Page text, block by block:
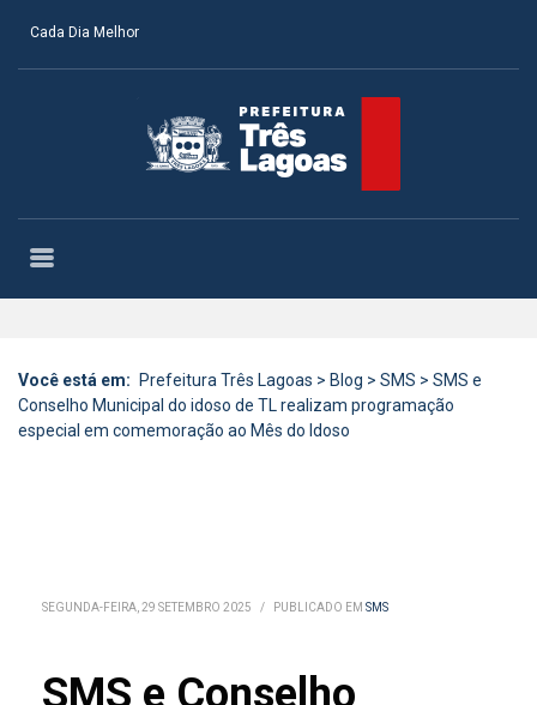
Cada Dia Melhor
Você está em: Prefeitura Três Lagoas > Blog > SMS > SMS e
Conselho Municipal do idoso de TL realizam programação
especial em comemoração ao Mês do Idoso
SEGUNDA-FEIRA, 29 SETEMBRO 2025 / PUBLICADO EM SMS
SMS e Conselho